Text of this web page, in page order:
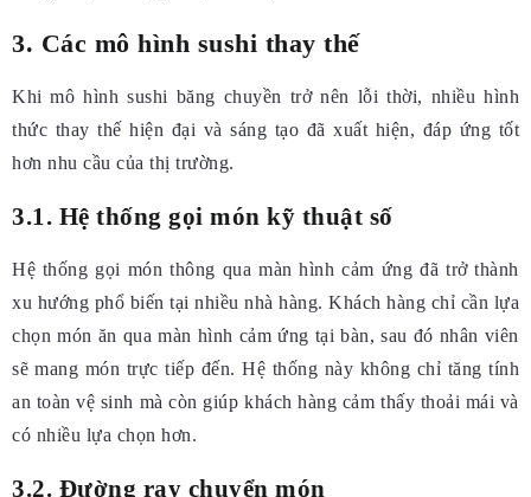
3. Các mô hình sushi thay thế
Khi mô hình sushi băng chuyền trở nên lỗi thời, nhiều hình
thức thay thế hiện đại và sáng tạo đã xuất hiện, đáp ứng tốt
hơn nhu cầu của thị trường.
3.1. Hệ thống gọi món kỹ thuật số
Hệ thống gọi món thông qua màn hình cảm ứng đã trở thành
xu hướng phổ biến tại nhiều nhà hàng. Khách hàng chỉ cần lựa
chọn món ăn qua màn hình cảm ứng tại bàn, sau đó nhân viên
sẽ mang món trực tiếp đến. Hệ thống này không chỉ tăng tính
an toàn vệ sinh mà còn giúp khách hàng cảm thấy thoải mái và
có nhiều lựa chọn hơn.
3.2. Đường ray chuyển món